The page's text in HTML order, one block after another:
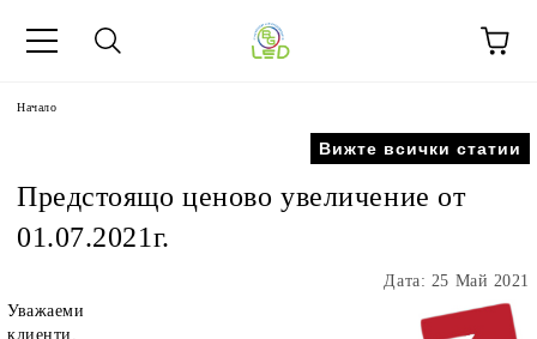
Начало
Вижте всички статии
Предстоящо ценово увеличение от
01.07.2021г.
Дата: 25 Май 2021
Уважаеми
клиенти,